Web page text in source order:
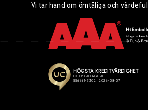
Vi tar hand om ömtåliga och